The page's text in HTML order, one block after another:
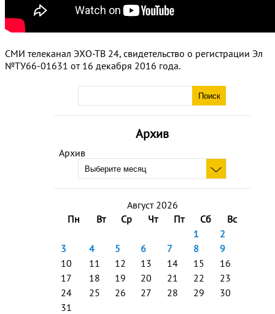
Архив
Архив
Август 2026
Пн
Вт Ср Чт Пт Сб
Вс
1
2
3
4 5 6 7 8
9
10
11 12 13 14 15
16
17
18 19 20 21 22
23
24
25 26 27 28 29
30
31
СМИ телеканал ЭХО-ТВ 24, свидетельство о регистрации Эл
№ТУ66-01631 от 16 декабря 2016 года.